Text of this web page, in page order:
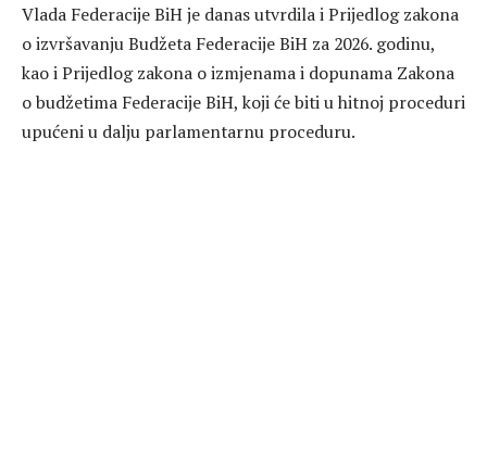
Vlada Federacije BiH je danas utvrdila i Prijedlog zakona
o izvršavanju Budžeta Federacije BiH za 2026. godinu,
kao i Prijedlog zakona o izmjenama i dopunama Zakona
o budžetima Federacije BiH, koji će biti u hitnoj proceduri
upućeni u dalju parlamentarnu proceduru.